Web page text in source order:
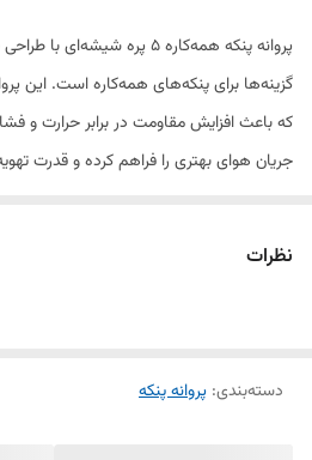
پروانه پنکه همه‌کاره ۵ پره
گزینه‌ها برای پنکه‌های همه‌کاره است. این
جریان هوای بهتری را فراهم کرده و قدرت
نظرات
دسته‌بندی: پروانه پنکه